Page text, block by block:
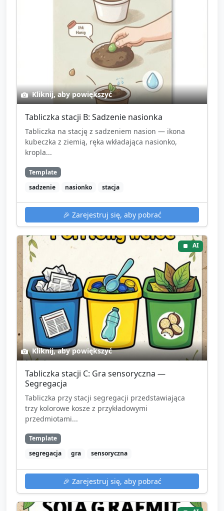
Kliknij, aby powiększyć
Tabliczka stacji B: Sadzenie nasionka
Tabliczka na stację z sadzeniem nasion — ikona
kubeczka z ziemią, ręka wkładająca nasionko,
kropla...
Template
sadzenie
nasionko stacja
🎉 Zarejestruj się, aby pobrać
AI
Kliknij, aby powiększyć
Tabliczka stacji C: Gra sensoryczna —
Segregacja
Tabliczka przy stacji segregacji przedstawiająca
trzy kolorowe kosze z przykładowymi
przedmiotami...
Template
segregacja
gra sensoryczna
🎉 Zarejestruj się, aby pobrać